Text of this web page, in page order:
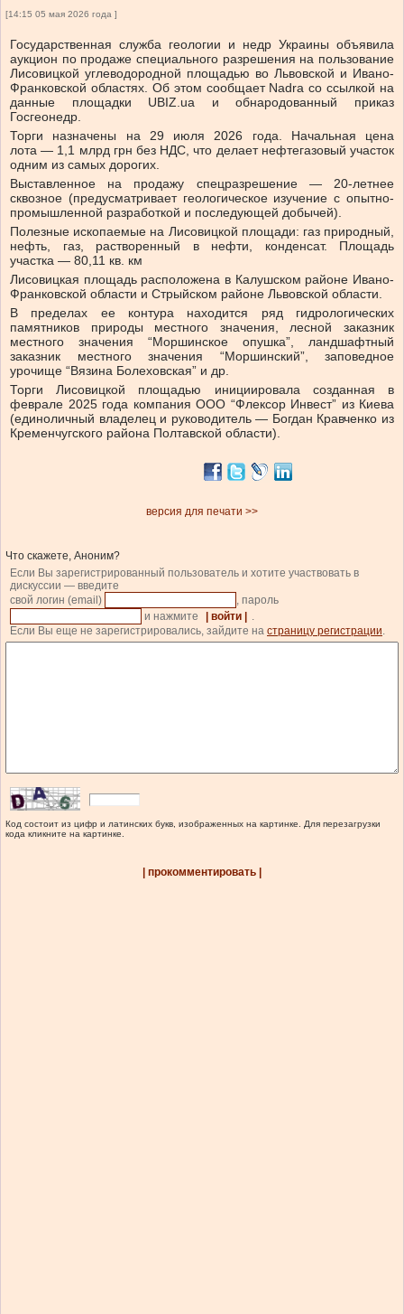
[14:15 05 мая 2026 года ]
Государственная служба геологии и недр Украины объявила
аукцион по продаже специального разрешения на пользование
Лисовицкой углеводородной площадью во Львовской и Ивано-
Франковской областях. Об этом сообщает Nadra со ссылкой на
данные площадки UBIZ.ua и обнародованный приказ
Госгеонедр.
Торги назначены на 29 июля 2026 года. Начальная цена
лота — 1,1 млрд грн без НДС, что делает нефтегазовый участок
одним из самых дорогих.
Выставленное на продажу спецразрешение — 20-летнее
сквозное (предусматривает геологическое изучение с опытно-
промышленной разработкой и последующей добычей).
Полезные ископаемые на Лисовицкой площади: газ природный,
нефть, газ, растворенный в нефти, конденсат. Площадь
участка — 80,11 кв. км
Лисовицкая площадь расположена в Калушском районе Ивано-
Франковской области и Стрыйском районе Львовской области.
В пределах ее контура находится ряд гидрологических
памятников природы местного значения, лесной заказник
местного значения “Моршинское опушка”, ландшафтный
заказник местного значения “Моршинский”, заповедное
урочище “Вязина Болеховская” и др.
Торги Лисовицкой площадью инициировала созданная в
феврале 2025 года компания ООО “Флексор Инвест” из Киева
(единоличный владелец и руководитель — Богдан Кравченко из
Кременчугского района Полтавской области).
версия для печати >>
Что скажете, Аноним?
Если Вы зарегистрированный пользователь и хотите участвовать в
дискуссии — введите
свой логин (email)
, пароль
и нажмите
| войти |
.
Если Вы еще не зарегистрировались, зайдите на страницу регистрации.
Код состоит из цифр и латинских букв, изображенных на картинке. Для перезагрузки
кода кликните на картинке.
| прокомментировать |